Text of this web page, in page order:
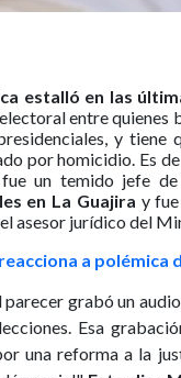
estalló en las
entre quienes
y
por homicidio. Es
un temido jefe
en La Guajira y
asesor jurídico del
a polémica
parecer grabó un audio
Esa
una reforma a la